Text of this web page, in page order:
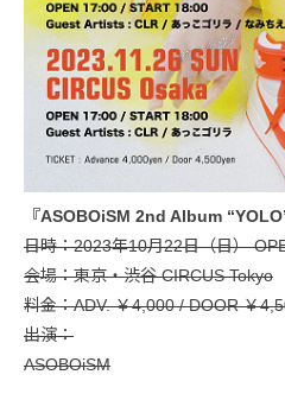
『ASOBOiSM 2nd Album
日時：2023年10月22日（日）
会場：東京・渋谷 CIRCUS Tokyo
料金：ADV. ￥4,000 / DOOR ￥
出演：
ASOBOiSM